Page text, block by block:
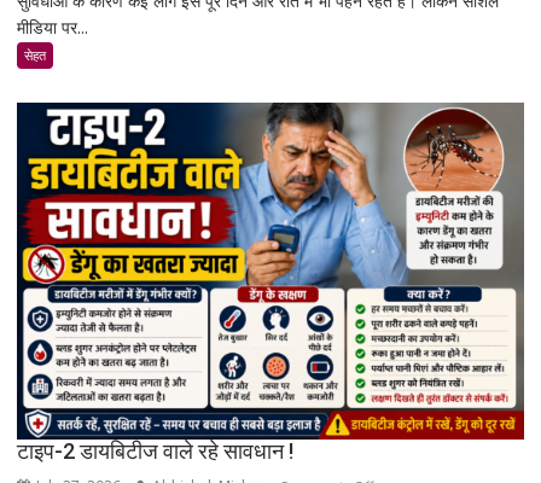
खतरा
एक्सपर्ट
और
रिसर्च
की
पूरी
सच्चाई
मीडिया पर...
सेहत
टाइप-2 डायबिटीज वाले रहे सावधान !